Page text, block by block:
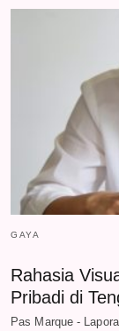
GAYA
Rahasia
Pribadi di
Pas Marque -